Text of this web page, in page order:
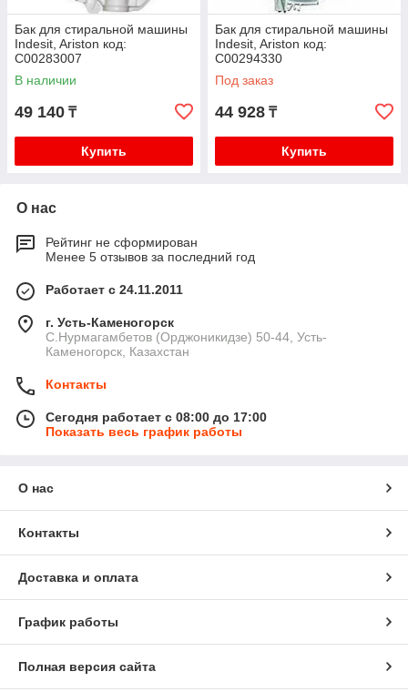
Бак для стиральной машины
Indesit, Ariston код:
C00283007
В наличии
49 140 ₸
Купить
Бак для стиральной машины
Indesit, Ariston код:
C00294330
Под заказ
44 928 ₸
Купить
О нас
Рейтинг не сформирован
Менее 5 отзывов за последний год
Работает с 24.11.2011
г. Усть-Каменогорск
С.Нурмагамбетов (Орджоникидзе) 50-44, Усть-
Каменогорск, Казахстан
Контакты
Сегодня работает с 08:00 до 17:00
Показать весь график работы
О нас
Контакты
Доставка и оплата
График работы
Полная версия сайта